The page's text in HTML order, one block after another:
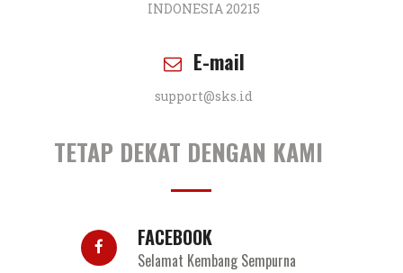
INDONESIA 20215
E-mail
support@sks.id
TETAP DEKAT DENGAN KAMI
FACEBOOK
Selamat Kembang Sempurna